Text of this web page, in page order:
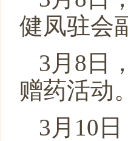
健凤驻会
3月8日
赠药活动。
3月10